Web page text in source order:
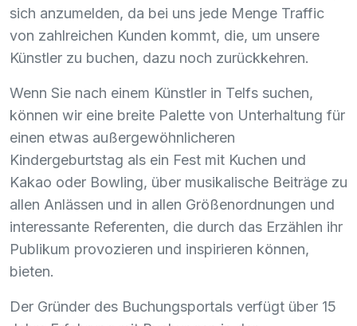
sich anzumelden, da bei uns jede Menge Traffic
von zahlreichen Kunden kommt, die, um unsere
Künstler zu buchen, dazu noch zurückkehren.
Wenn Sie nach einem Künstler in Telfs suchen,
können wir eine breite Palette von Unterhaltung für
einen etwas außergewöhnlicheren
Kindergeburtstag als ein Fest mit Kuchen und
Kakao oder Bowling, über musikalische Beiträge zu
allen Anlässen und in allen Größenordnungen und
interessante Referenten, die durch das Erzählen ihr
Publikum provozieren und inspirieren können,
bieten.
Der Gründer des Buchungsportals verfügt über 15